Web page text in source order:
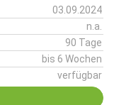
03.09.2024
n.a.
90 Tage
bis 6 Wochen
verfügbar